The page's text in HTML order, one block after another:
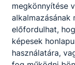
megkönnyítése
alkalmazásának
előfordulhat,
képesek
használatára,